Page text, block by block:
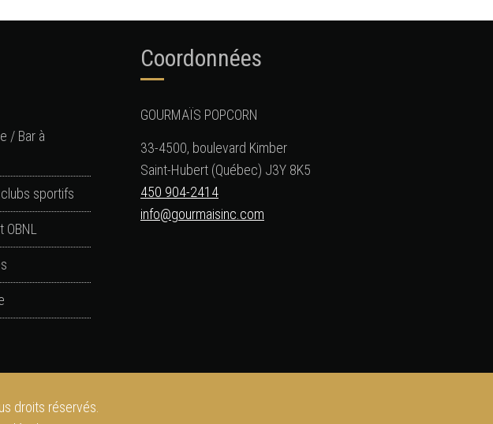
/ Bar à
sportifs
Coordonnées
GOURMAÏS POPCORN
33-4500, boulevard Kimber
Saint-Hubert (Québec) J3Y 8K5
450 904-2414
info@gourmaisinc.com
droits réservés.